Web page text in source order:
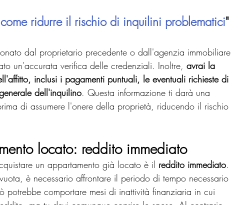
ridurre il rischio di inquilini problematici"
dal proprietario precedente o dall'agenzia immobiliare,
un'accurata verifica delle credenziali. Inoltre, avrai la
inclusi i pagamenti puntuali, le eventuali richieste di
dell'inquilino. Questa informazione ti darà una
di assumere l'onere della proprietà, riducendo il rischio
locato: reddito immediato
un appartamento già locato è il reddito immediato.
è necessario affrontare il periodo di tempo necessario
potrebbe comportare mesi di inattività finanziaria in cui